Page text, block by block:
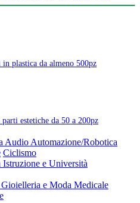
plastica da almeno 500pz
estetiche da 50 a 200pz
Audio Automazione/Robotica
Ciclismo
Istruzione e Università
Gioielleria e Moda Medicale